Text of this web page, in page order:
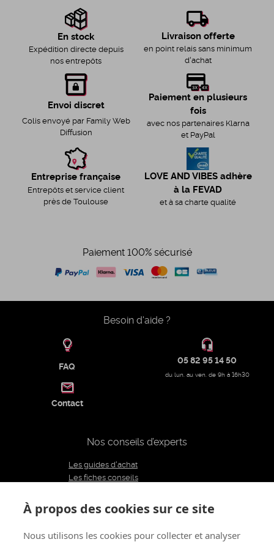
En stock
Expédition directe depuis
nos entrepôts
Livraison offerte
en point relais sans minimum
d'achat
Envoi discret
Colis envoyé par Family Web
Diffusion
Paiement en plusieurs
fois
avec nos partenaires Klarna
et PayPal
Entreprise française
Entrepôts et service client
près de Toulouse
LOVE AND VIBES adhère
à la FEVAD
et à sa charte qualité
Paiement 100% sécurisé
Besoin d'aide ?
FAQ
05 82 95 14 50
du lun. au ven. de 9h à 16h30
Contact
Nos conseils d’experts
Les guides d'achat
Les fiches conseils
Le blog
À propos des cookies sur ce site
Nous utilisons les cookies pour collecter et analyser